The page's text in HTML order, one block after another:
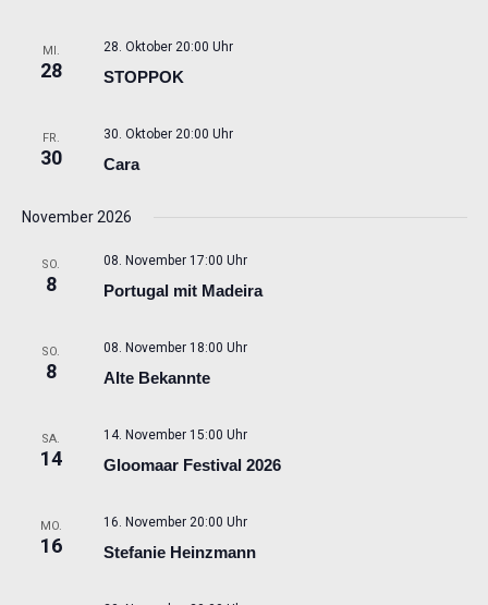
MI.
28 STOPPOK
28. Oktober 20:00 Uhr
FR.
30 Cara
30. Oktober 20:00 Uhr
November 2026
SO.
8 Portugal mit Madeira
08. November 17:00 Uhr
SO.
8 Alte Bekannte
08. November 18:00 Uhr
SA.
14 Gloomaar Festival 2026
14. November 15:00 Uhr
MO.
16 Stefanie Heinzmann
16. November 20:00 Uhr